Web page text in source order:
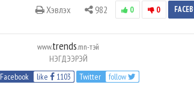
Хэвлэх 982 0 0
www.trends.mn-тэй
НЭГДЭЭРЭЙ
Facebook
like 1103 Twitter follow